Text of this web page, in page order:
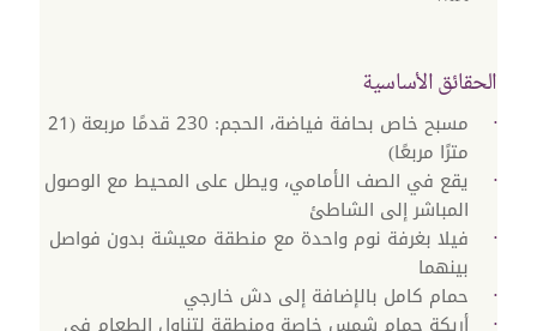
الحقائق الأساسية
مسبح خاص بحافة فياضة، الحجم: 230 قدمًا مربعة (21
مترًا مربعًا)
يقع في الصف الأمامي، ويطل على المحيط مع الوصول
المباشر إلى الشاطئ
فيلا بغرفة نوم واحدة مع منطقة معيشة بدون فواصل
بينهما
حمام كامل بالإضافة إلى دش خارجي